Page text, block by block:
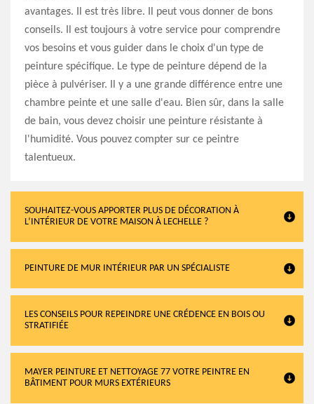
avantages. Il est très libre. Il peut vous donner de bons
conseils. Il est toujours à votre service pour comprendre
vos besoins et vous guider dans le choix d'un type de
peinture spécifique. Le type de peinture dépend de la
pièce à pulvériser. Il y a une grande différence entre une
chambre peinte et une salle d'eau. Bien sûr, dans la salle
de bain, vous devez choisir une peinture résistante à
l'humidité. Vous pouvez compter sur ce peintre
talentueux.
SOUHAITEZ-VOUS APPORTER PLUS DE DÉCORATION À
L’INTÉRIEUR DE VOTRE MAISON À LECHELLE ?
PEINTURE DE MUR INTÉRIEUR PAR UN SPÉCIALISTE
LES CONSEILS POUR REPEINDRE UNE CRÉDENCE EN BOIS OU
STRATIFIÉE
MAYER PEINTURE ET NETTOYAGE 77 VOTRE PEINTRE EN
BÂTIMENT POUR MURS EXTÉRIEURS